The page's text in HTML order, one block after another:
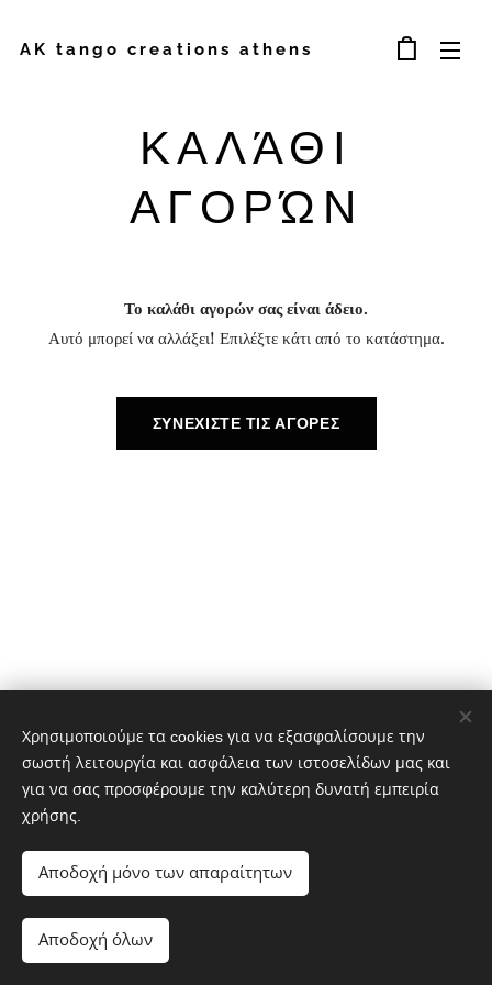
AK tango creations athens
ΚΑΛΆΘΙ
ΑΓΟΡΏΝ
Το καλάθι αγορών σας είναι άδειο.
Αυτό μπορεί να αλλάξει! Επιλέξτε κάτι από το κατάστημα.
ΣΥΝΕΧΊΣΤΕ ΤΙΣ ΑΓΟΡΈΣ
aktangoshoes, Ηρώς Κωνσταντοπούλου 20-22 & Κάλχαντος
Σκοπευτήριο Καισαριανής
Υλοποιήθηκε από τηWebnode
Χρησιμοποιούμε τα cookies για να εξασφαλίσουμε την
σωστή λειτουργία και ασφάλεια των ιστοσελίδων μας και
για να σας προσφέρουμε την καλύτερη δυνατή εμπειρία
χρήσης.
Αποδοχή μόνο των απαραίτητων
Αποδοχή όλων